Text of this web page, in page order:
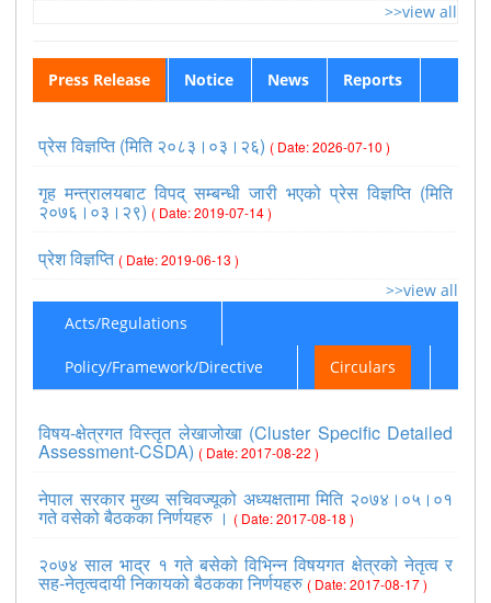
>>view all
Press Release Notice News Reports
प्रेस विज्ञप्ति (मिति २०८३।०३।२६) ( Date: 2026-07-10 )
गृह मन्त्रालयबाट विपद् सम्बन्धी जारी भएको प्रेस विज्ञप्ति (मिति
२०७६।०३।२९) ( Date: 2019-07-14 )
प्रेश विज्ञप्ति ( Date: 2019-06-13 )
>>view all
Acts/Regulations
Policy/Framework/Directive Circulars
विषय-क्षेत्रगत विस्तृत लेखाजोखा (Cluster Specific Detailed
Assessment-CSDA) ( Date: 2017-08-22 )
नेपाल सरकार मुख्य सचिवज्यूको अध्यक्षतामा मिति २०७४।०५।०१
गते वसेको बैठकका निर्णयहरु । ( Date: 2017-08-18 )
२०७४ साल भाद्र १ गते बसेको विभिन्न विषयगत क्षेत्रको नेतृत्व र
सह-नेतृत्वदायी निकायको बैठकका निर्णयहरु ( Date: 2017-08-17 )